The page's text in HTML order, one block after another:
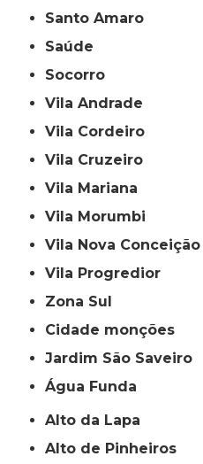
Santo Amaro
Saúde
Socorro
Vila Andrade
Vila Cordeiro
Vila Cruzeiro
Vila Mariana
Vila Morumbi
Vila Nova Conceição
Vila Progredior
Zona Sul
cidade monções
jardim São Saveiro
Água Funda
Alto da Lapa
Alto de Pinheiros